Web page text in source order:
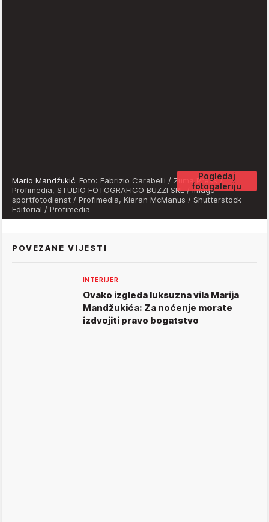
Pogledaj
fotogaleriju
Mario Mandžukić Foto: Fabrizio Carabelli / Zuma Press /
Profimedia, STUDIO FOTOGRAFICO BUZZI SRL / imago
sportfotodienst / Profimedia, Kieran McManus / Shutterstock
Editorial / Profimedia
POVEZANE VIJESTI
INTERIJER
Ovako izgleda luksuzna vila Marija
Mandžukića: Za noćenje morate
izdvojiti pravo bogatstvo